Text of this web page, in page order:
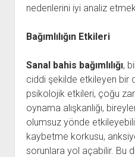
nedenlerini iyi analiz
Bağımlılığın Etkileri
Sanal bahis bağımlılığı,
ciddi şekilde etkileyen bir
psikolojik etkileri, çoğu
oynama alışkanlığı,
olumsuz yönde
kaybetme korkusu,
sorunlara yol açabilir. Bu